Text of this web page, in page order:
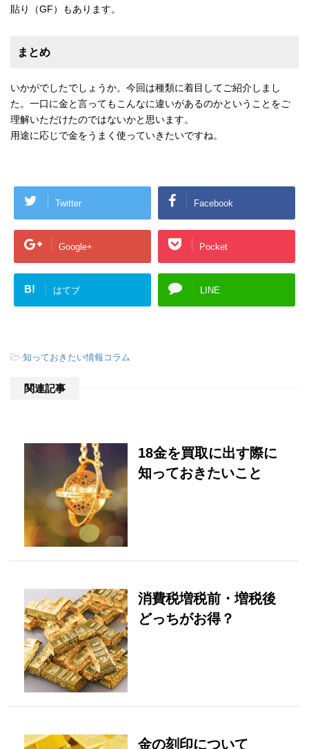
貼り（GF）もあります。
まとめ
いかがでしたでしょうか。今回は種類に着目してご紹介しまし
た。一口に金と言ってもこんなに違いがあるのかということをご
理解いただけたのではないかと思います。
用途に応じで金をうまく使っていきたいですね。
Twitter Facebook
Google+ Pocket
B! はてブ LINE
-知っておきたい情報コラム
関連記事
18金を買取に出す際に
知っておきたいこと
消費税増税前・増税後
どっちがお得？
金の刻印について